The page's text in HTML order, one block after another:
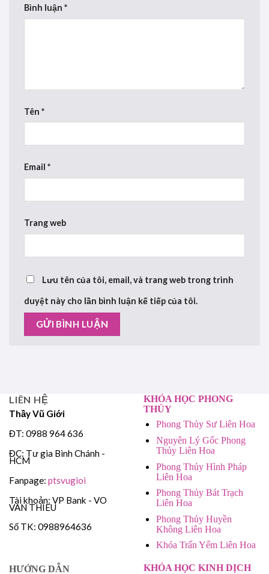
Bình luận *
Tên *
Email *
Trang web
Lưu tên của tôi, email, và trang web trong trình
duyệt này cho lần bình luận kế tiếp của tôi.
LIÊN HỆ
Thầy Vũ Giới
ĐT: 0988 964 636
ĐC: Tư gia Bình Chánh -
HCM
Fanpage: ptsvugioi
Tài khoản: VP Bank - VO
VAN THIEU
Số TK: 0988964636
HƯỚNG DẪN
KHÓA HỌC PHONG
THỦY
Phong Thủy Sư Liên Hoa
Nguyên Lý Gốc Phong
Thủy Liên Hoa
Phong Thủy Hình Pháp
Liên Hoa
Phong Thủy Bát Trạch
Liên Hoa
Phong Thủy Huyền
Không Liên Hoa
Khóa Trấn Yểm Liên Hoa
KHÓA HỌC KINH DỊCH